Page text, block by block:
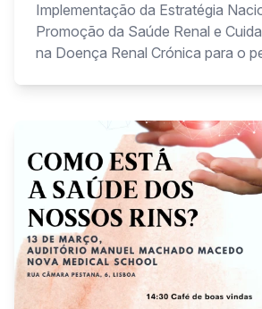
Implementação da Estratégia
Promoção da Saúde Renal e
na Doença Renal Crónica para o
a carga da doença e melhorar a
dos cidadãos.